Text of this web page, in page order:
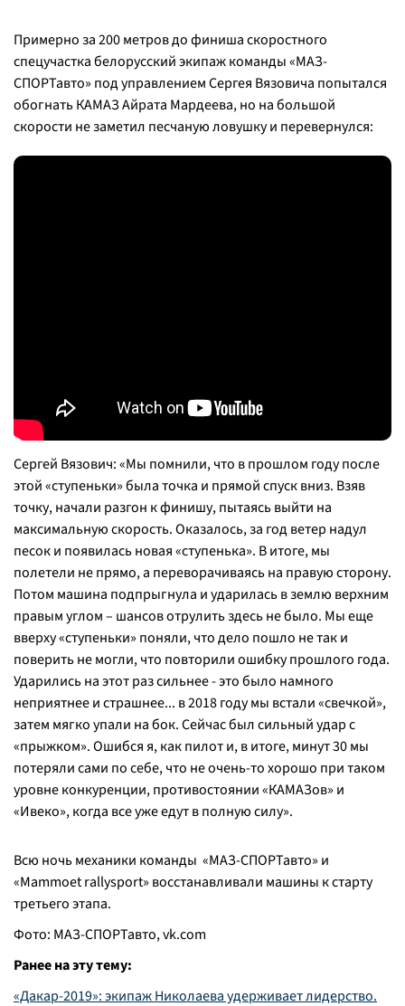
Примерно за 200 метров до финиша скоростного
спецучастка белорусский экипаж команды «МАЗ-
СПОРТавто» под управлением Сергея Вязовича попытался
обогнать КАМАЗ Айрата Мардеева, но на большой
скорости не заметил песчаную ловушку и перевернулся:
Сергей Вязович: «Мы помнили, что в прошлом году после
этой «ступеньки» была точка и прямой спуск вниз. Взяв
точку, начали разгон к финишу, пытаясь выйти на
максимальную скорость. Оказалось, за год ветер надул
песок и появилась новая «ступенька». В итоге, мы
полетели не прямо, а переворачиваясь на правую сторону.
Потом машина подпрыгнула и ударилась в землю верхним
правым углом – шансов отрулить здесь не было. Мы еще
вверху «ступеньки» поняли, что дело пошло не так и
поверить не могли, что повторили ошибку прошлого года.
Ударились на этот раз сильнее - это было намного
неприятнее и страшнее... в 2018 году мы встали «свечкой»,
затем мягко упали на бок. Сейчас был сильный удар с
«прыжком». Ошибся я, как пилот и, в итоге, минут 30 мы
потеряли сами по себе, что не очень-то хорошо при таком
уровне конкуренции, противостоянии «КАМАЗов» и
«Ивеко», когда все уже едут в полную силу».
Всю ночь механики команды «МАЗ-СПОРТавто» и
«Mammoet rallysport» восстанавливали машины к старту
третьего этапа.
Фото: МАЗ-СПОРТавто, vk.com
Ранее на эту тему:
«Дакар-2019»: экипаж Николаева удерживает лидерство.